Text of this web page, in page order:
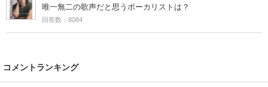
唯一無二の歌声だと思うボーカリストは？
回答数：8084
コメントランキング